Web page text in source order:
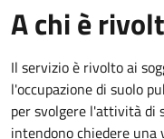
A chi è
Il servizio è rivolto ai
l'occupazione di suolo
per svolgere l'attività di
intendono chiedere una